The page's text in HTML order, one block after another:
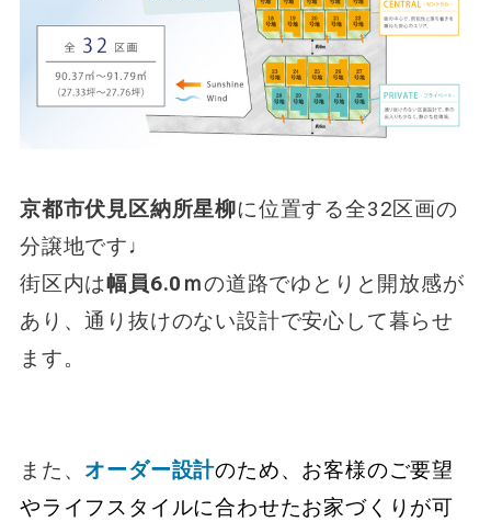
京都市伏見区納所星柳に位置する全32区画の
分譲地です♩
街区内は幅員6.0ｍの道路でゆとりと開放感が
あり、通り抜けのない設計で安心して暮らせ
ます。
また、 オーダー設計のため、 お客様のご要望
やライフスタイルに合わせたお家づくりが可